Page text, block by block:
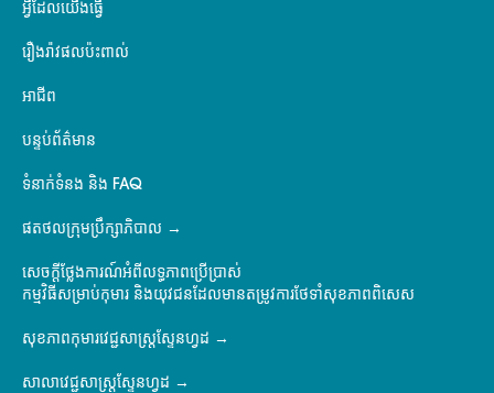
អ្វីដែលយើងធ្វើ
រឿងរ៉ាវផលប៉ះពាល់
អាជីព
បន្ទប់ព័ត៌មាន
ទំនាក់ទំនង និង FAQ
ផតថលក្រុមប្រឹក្សាភិបាល
សេចក្តីថ្លែងការណ៍អំពីលទ្ធភាពប្រើប្រាស់
កម្មវិធីសម្រាប់កុមារ និងយុវជនដែលមានតម្រូវការថែទាំសុខភាពពិសេស
សុខភាពកុមារវេជ្ជសាស្ត្រស្ទែនហ្វដ
សាលាវេជ្ជសាស្ត្រស្ទែនហ្វដ